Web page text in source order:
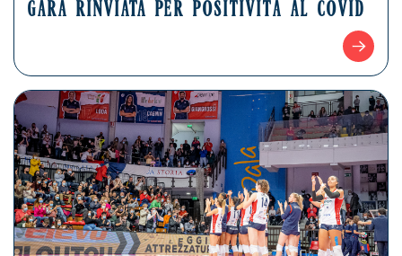
GARA RINVIATA PER POSITIVITÀ AL COVID